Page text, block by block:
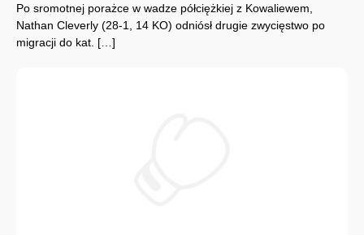
Po sromotnej porażce w wadze półciężkiej z Kowaliewem,
Nathan Cleverly (28-1, 14 KO) odniósł drugie zwycięstwo po
migracji do kat. […]